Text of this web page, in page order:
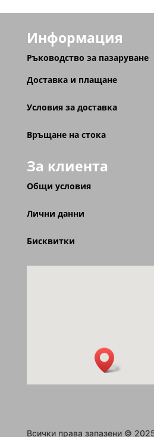
Информация
Ръководство за пазаруване
Доставка и плащане
Условия за доставка
Връщане на стока
За клиента
Общи условия
Лични данни
Бисквитки
Всички права запазени ©